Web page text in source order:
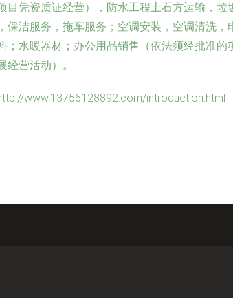
目凭资质证经营），防水工程土石方运输，垃
保洁服务，拖车服务；空调安装，空调清洗，
；水暖器材；办公用品销售（依法须经批准的
营活动）。
www.13756128892.com/introduction.html